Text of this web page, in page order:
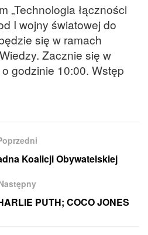
„Technologia łączności
I wojny światowej do
się w ramach
Zacznie się w
godzinie 10:00. Wstęp
Koalicji Obywatelskiej
PUTH; COCO JONES